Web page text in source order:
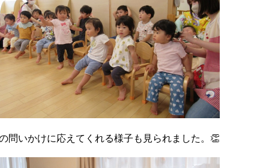
問いかけに応えてくれる様子も見られました。👏